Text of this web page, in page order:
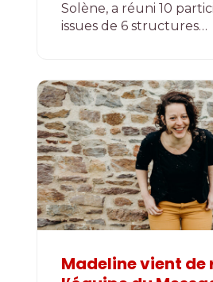
Solène, a réuni 10
issues de 6 structures…
Madeline vient de